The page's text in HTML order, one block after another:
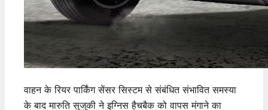
वाहन के रियर पार्किंग सेंसर सिस्टम से संबंधित संभावित समस्या
के बाद मारुति सुजुकी ने इग्निस हैचबैक को वापस मंगाने का